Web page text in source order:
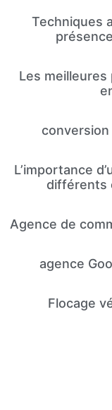
Techniques
Les
L’importance
différents
Agence de
agence
Flocage